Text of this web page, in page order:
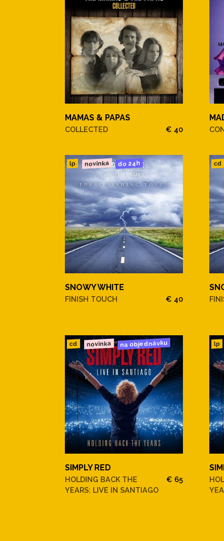
MAMAS & PAPAS
COLLECTED € 40
lp novinka do 24h
SNOWY WHITE
FINISH TOUCH € 40
cd
cd novinka na objednávku
SIMPLY RED
HOLDING BACK THE
YEARS: LIVE IN SANTIAGO
€ 65
lp